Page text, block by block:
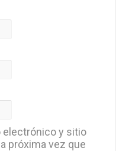
electrónico y sitio
próxima vez que